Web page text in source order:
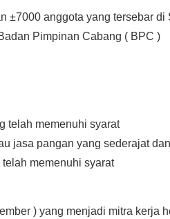
±7000 anggota yang tersebar
Pimpinan Cabang ( BPC )
telah memenuhi syarat
jasa pangan yang sederajat
memenuhi syarat
) yang menjadi mitra kerja